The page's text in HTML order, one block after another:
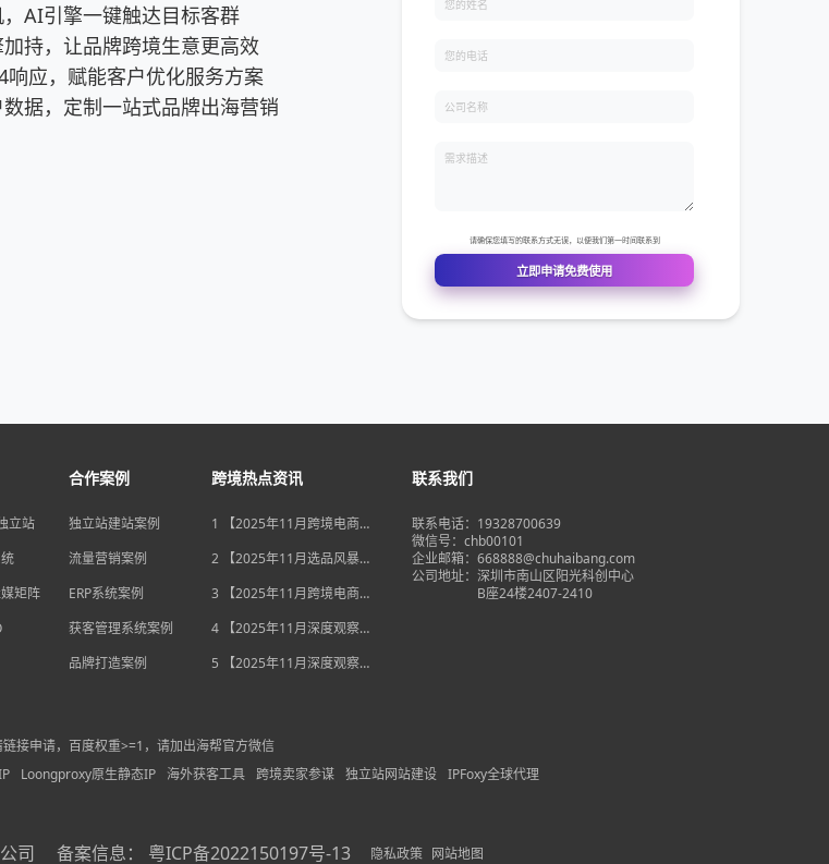
AI引擎一键触达目标客群
持，让品牌跨境生意更高效
响应，赋能客户优化服务方案
据，定制一站式品牌出海营销
立站
矩阵
合作案例
独立站建站案例
流量营销案例
ERP系统案例
获客管理系统案例
品牌打造案例
跨境热点资讯
1 【2025年11月跨境电商大
独立站流量自主权如何突
2 【2025年11月选品风暴】
后，跨境电商如何抢占数字
3 【2025年11月跨境电商新
宽，独立站卖家如何借势突
4 【2025年11月深度观察】
后，跨境电商如何用“自主流
5 【2025年11月深度观察】
联系我们
联系电话：19328700639
微信号：chb00101
企业邮箱：668888@chuhaibang.com
公司地址： 深圳市南山区阳光科创中心
B座24楼2407-2410
接申请，百度权重>=1，请加出海帮官方微信
Loongproxy原生静态IP 海外获客工具 跨境卖家参谋 独立站网站建设 IPFoxy全球代理
司 备案信息： 粤ICP备2022150197号-13 隐私政策 网站地图